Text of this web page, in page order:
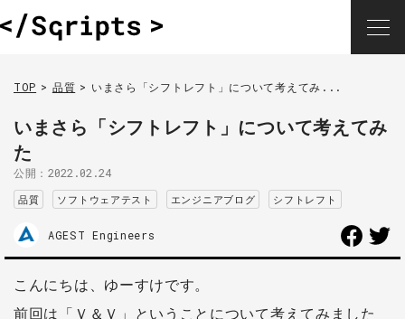
TOP 品質 いまさら「シフトレフト」について考えてみ...
いまさら「シフトレフト」について考えてみ
た
公開：2022.02.24
品質 ソフトウェアテスト エンジニアブログ シフトレフト
AGEST Engineers
こんにちは、ゆーすけです。
前回は「Ｖ＆Ｖ」ということについて考えてみました